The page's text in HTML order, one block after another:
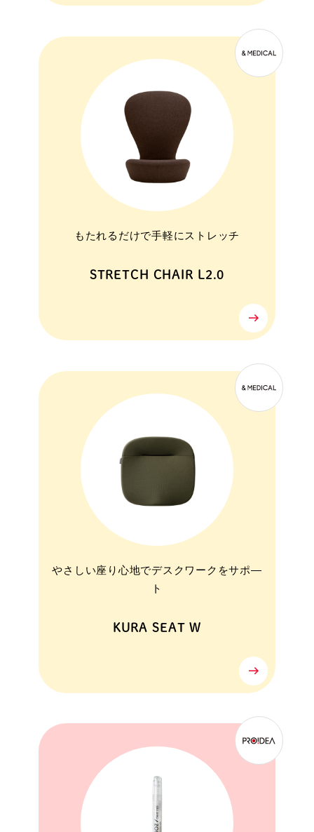
もたれるだけで手軽にストレッチ
STRETCH CHAIR L2.0
やさしい座り心地でデスクワークをサポ―
ト
KURA SEAT W